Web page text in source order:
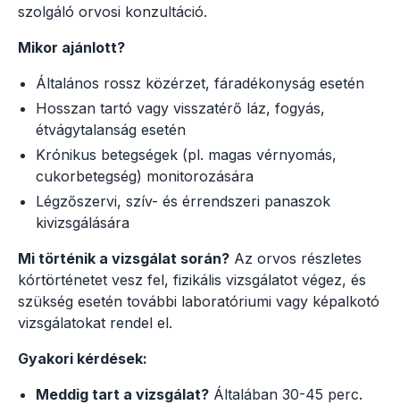
szolgáló orvosi konzultáció.
Mikor ajánlott?
Általános rossz közérzet, fáradékonyság esetén
Hosszan tartó vagy visszatérő láz, fogyás,
étvágytalanság esetén
Krónikus betegségek (pl. magas vérnyomás,
cukorbetegség) monitorozására
Légzőszervi, szív- és érrendszeri panaszok
kivizsgálására
Mi történik a vizsgálat során? Az orvos részletes
kórtörténetet vesz fel, fizikális vizsgálatot végez, és
szükség esetén további laboratóriumi vagy képalkotó
vizsgálatokat rendel el.
Gyakori kérdések:
Meddig tart a vizsgálat? Általában 30-45 perc.